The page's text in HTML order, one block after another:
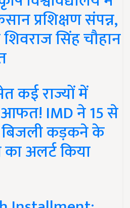
प्रशिक्षण संपन्न,
शिवराज सिंह चौहान
कई राज्यों में
आफत! IMD ने 15 से
बिजली कड़कने के
अलर्ट किया